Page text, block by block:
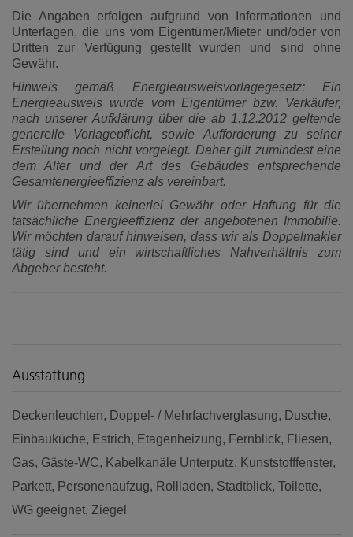
Die Angaben erfolgen aufgrund von Informationen und
Unterlagen, die uns vom Eigentümer/Mieter und/oder von
Dritten zur Verfügung gestellt wurden und sind ohne
Gewähr.
Hinweis gemäß Energieausweisvorlagegesetz: Ein
Energieausweis wurde vom Eigentümer bzw. Verkäufer,
nach unserer Aufklärung über die ab 1.12.2012 geltende
generelle Vorlagepflicht, sowie Aufforderung zu seiner
Erstellung noch nicht vorgelegt. Daher gilt zumindest eine
dem Alter und der Art des Gebäudes entsprechende
Gesamtenergieeffizienz als vereinbart.
Wir übernehmen keinerlei Gewähr oder Haftung für die
tatsächliche Energieeffizienz der angebotenen Immobilie.
Wir möchten darauf hinweisen, dass wir als Doppelmakler
tätig sind und ein wirtschaftliches Nahverhältnis zum
Abgeber besteht.
Ausstattung
Deckenleuchten Doppel- / Mehrfachverglasung
Dusche
Einbauküche
Estrich Etagenheizung Fernblick
Fliesen
Gas Gäste-WC Kabelkanäle Unterputz
Kunststofffenster
Parkett
Personenaufzug Rollladen Stadtblick Toilette
WG geeignet Ziegel